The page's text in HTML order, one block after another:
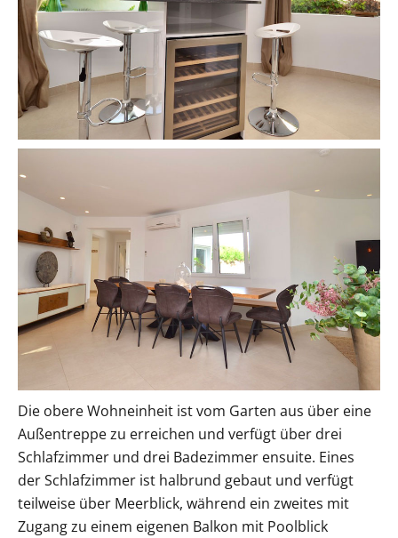
Die obere Wohneinheit ist vom Garten aus über eine
Außentreppe zu erreichen und verfügt über drei
Schlafzimmer und drei Badezimmer ensuite. Eines
der Schlafzimmer ist halbrund gebaut und verfügt
teilweise über Meerblick, während ein zweites mit
Zugang zu einem eigenen Balkon mit Poolblick